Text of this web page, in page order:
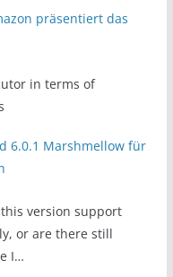
präsentiert das
in terms of
6.0.1 Marshmellow für
version support
or are there still
I…